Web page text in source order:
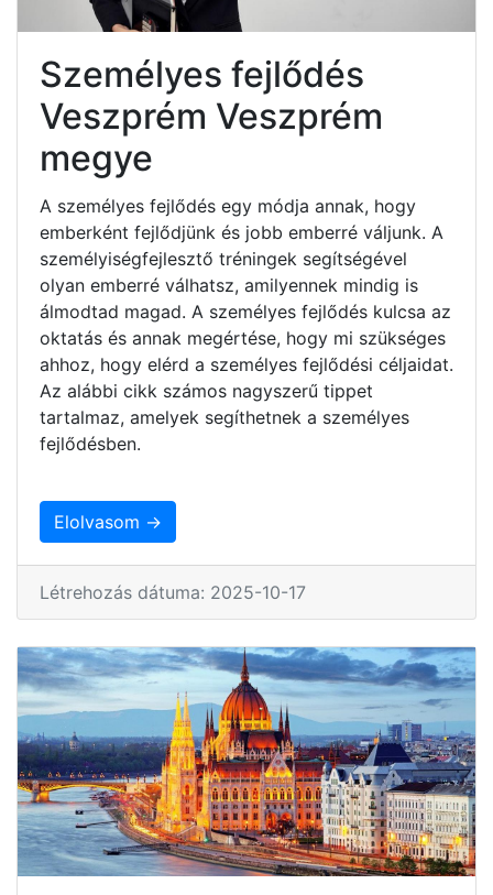
Személyes fejlődés
Veszprém Veszprém
megye
A személyes fejlődés egy módja annak, hogy
emberként fejlődjünk és jobb emberré váljunk. A
személyiségfejlesztő tréningek segítségével
olyan emberré válhatsz, amilyennek mindig is
álmodtad magad. A személyes fejlődés kulcsa az
oktatás és annak megértése, hogy mi szükséges
ahhoz, hogy elérd a személyes fejlődési céljaidat.
Az alábbi cikk számos nagyszerű tippet
tartalmaz, amelyek segíthetnek a személyes
fejlődésben.
Elolvasom →
Létrehozás dátuma: 2025-10-17